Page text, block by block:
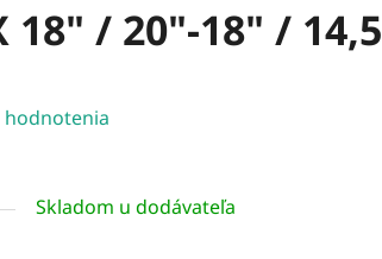
18" / 20"-18" / 14,5
Skladom u dodávateľa